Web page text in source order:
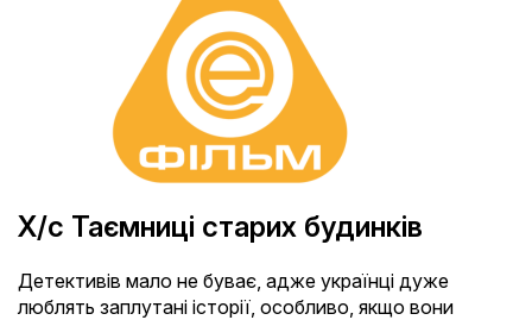
Х/с Таємниці старих будинків
Детективів мало не буває, адже українці дуже
люблять заплутані історії, особливо, якщо вони